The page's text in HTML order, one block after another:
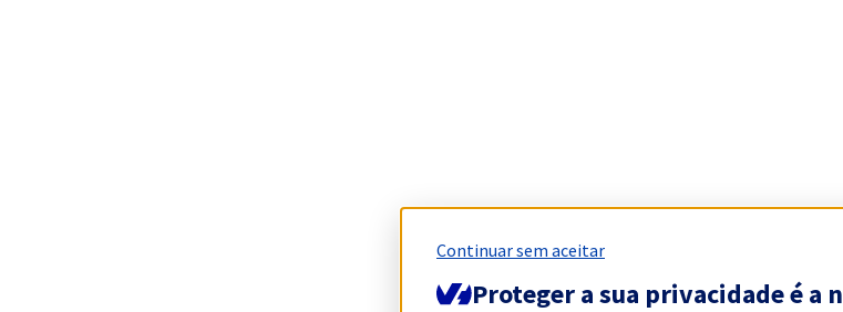
Continuar sem aceitar
Proteger a sua privacidade é a